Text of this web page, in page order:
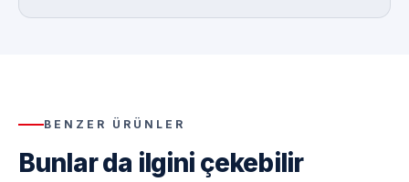
BENZER ÜRÜNLER
Bunlar da ilgini çekebilir